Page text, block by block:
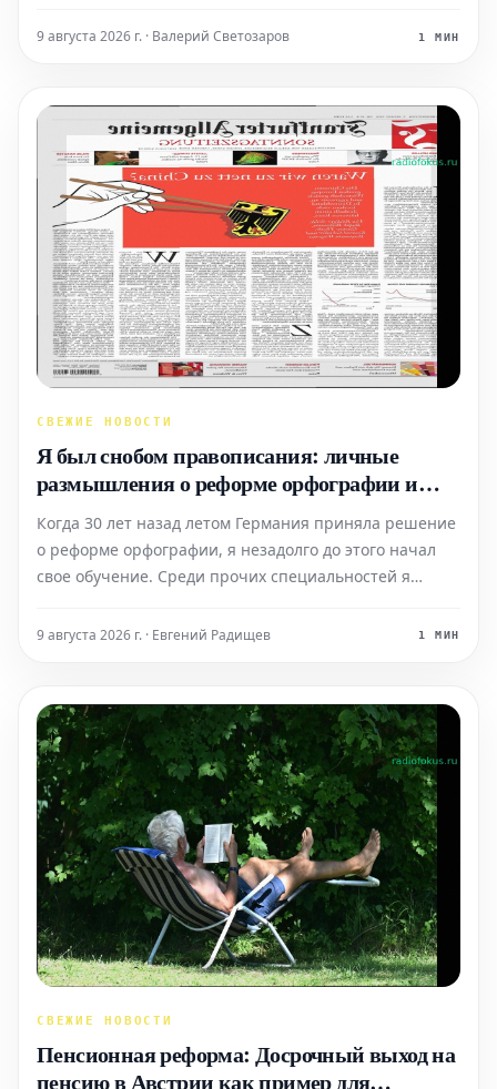
получает жалобы из-за того, что лишь три из девяти
9 августа 2026 г. · Валерий Светозаров 1 МИН
СВЕЖИЕ НОВОСТИ
Я был снобом правописания: личные
размышления о реформе орфографии и
принятии
Когда 30 лет назад летом Германия приняла решение
о реформе орфографии, я незадолго до этого начал
свое обучение. Среди прочих специальностей я
Таким образом, я был глубоко увлечен немецким
9 августа 2026 г. · Евгений Радищев 1 МИН
СВЕЖИЕ НОВОСТИ
Пенсионная реформа: Досрочный выход на
пенсию в Австрии как пример для